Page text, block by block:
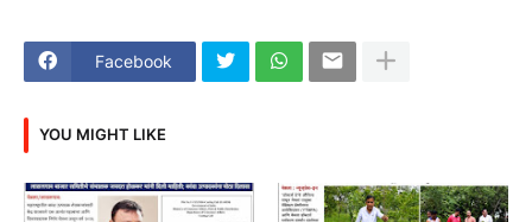
Facebook
YOU MIGHT LIKE